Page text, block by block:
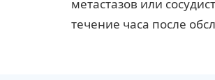
метастазов или
течение часа после